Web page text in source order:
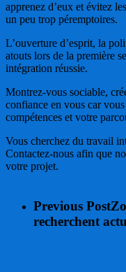
apprenez d’eux et évitez
un peu trop péremptoires.
L’ouverture d’esprit, la
atouts lors de la première
intégration réussie.
Montrez-vous sociable,
confiance en vous car
compétences et votre
Vous cherchez du travail
Contactez-nous afin que
votre projet.
Previous Post
recherchent